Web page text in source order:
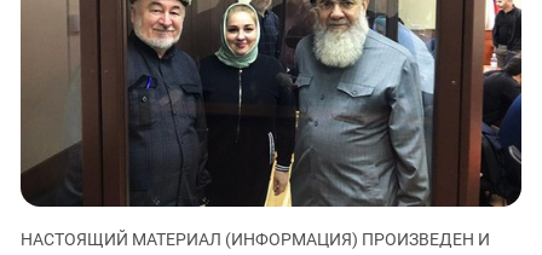
ЗАСТАВЛЯЕТ
КАВКАЗ ЗА ПАЛЕСТИНУ
ИНАКОМЫСЛИЕ В ЧЕЧНЕ
ПРЕСЛЕДОВАНИЕ АКТИВИСТОВ
МОБИЛИЗАЦИЯ И ПРОТЕСТЫ
Дагестан
Кабардино-Балкария
Карачаево-Черкесия
Краснодарский край
Нагорный Карабах
НАСТОЯЩИЙ МАТЕРИАЛ (ИНФОРМАЦИЯ) ПРОИЗВЕДЕН И